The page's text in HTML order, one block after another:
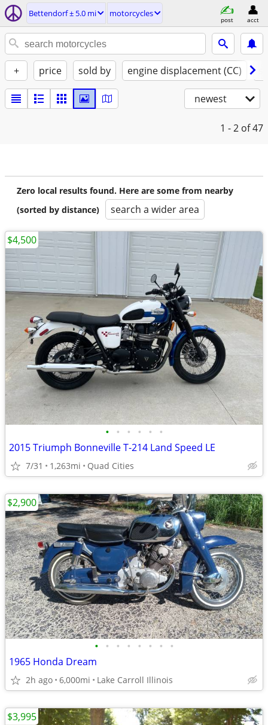
Bettendorf ± 5.0 mi motorcycles
post acct
+ price sold by engine displacement (CC)
newest
1 - 2 of 47
Zero local results found. Here are some from nearby
(sorted by distance)
search a wider area
• • • • • •
2015 Triumph Bonneville T-214 Land Speed LE
7/31 1,263mi Quad Cities
$4,500
• • • • • • • •
1965 Honda Dream
2h ago 6,000mi Lake Carroll Illinois
$2,900
$3,995